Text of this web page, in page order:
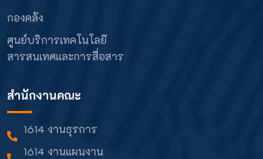
กองคลัง
ศูนย์บริการเทคโนโลยี
สารสนเทศและการสื่อสาร
สำนักงานคณะ
1614 งานธุรการ
1614 งานแผนงาน